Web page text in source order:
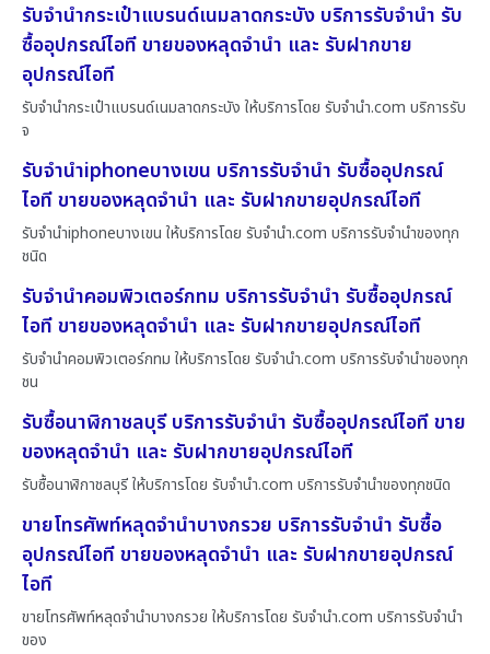
รับจำนำกระเป๋าแบรนด์เนมลาดกระบัง บริการรับจำนำ รับ
ซื้ออุปกรณ์ไอที ขายของหลุดจำนำ และ รับฝากขาย
อุปกรณ์ไอที
รับจำนำกระเป๋าแบรนด์เนมลาดกระบัง ให้บริการโดย รับจํานํา.com บริการรับ
จ
รับจำนำiphoneบางเขน บริการรับจำนำ รับซื้ออุปกรณ์
ไอที ขายของหลุดจำนำ และ รับฝากขายอุปกรณ์ไอที
รับจำนำiphoneบางเขน ให้บริการโดย รับจํานํา.com บริการรับจำนำของทุก
ชนิด
รับจำนำคอมพิวเตอร์กทม บริการรับจำนำ รับซื้ออุปกรณ์
ไอที ขายของหลุดจำนำ และ รับฝากขายอุปกรณ์ไอที
รับจำนำคอมพิวเตอร์กทม ให้บริการโดย รับจํานํา.com บริการรับจำนำของทุก
ชน
รับซื้อนาฬิกาชลบุรี บริการรับจำนำ รับซื้ออุปกรณ์ไอที ขาย
ของหลุดจำนำ และ รับฝากขายอุปกรณ์ไอที
รับซื้อนาฬิกาชลบุรี ให้บริการโดย รับจํานํา.com บริการรับจำนำของทุกชนิด
ขายโทรศัพท์หลุดจำนำบางกรวย บริการรับจำนำ รับซื้อ
อุปกรณ์ไอที ขายของหลุดจำนำ และ รับฝากขายอุปกรณ์
ไอที
ขายโทรศัพท์หลุดจำนำบางกรวย ให้บริการโดย รับจํานํา.com บริการรับจำนำ
ของ